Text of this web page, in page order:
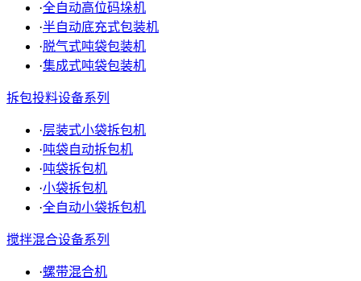
·全自动高位码垛机
·半自动底充式包装机
·脱气式吨袋包装机
·集成式吨袋包装机
拆包投料设备系列
·层装式小袋拆包机
·吨袋自动拆包机
·吨袋拆包机
·小袋拆包机
·全自动小袋拆包机
搅拌混合设备系列
·螺带混合机